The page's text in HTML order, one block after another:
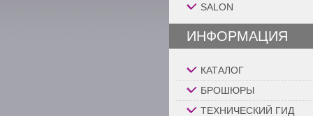
SALON
ИНФОРМАЦИЯ
КАТАЛОГ
БРОШЮРЫ
ТЕХНИЧЕСКИЙ ГИД